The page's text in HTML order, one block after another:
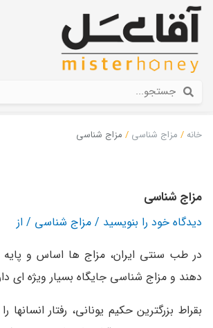
جستجو
جستجو
خانه مزاج شناسی مزاج شناسی
مزاج شناسی
دیدگاه‌ خود را بنویسید / مزاج شناسی/ از
در طب سنتی ایران، مزاج ها اساس و
دهند و مزاج شناسی جایگاه بسیار ویژه ای